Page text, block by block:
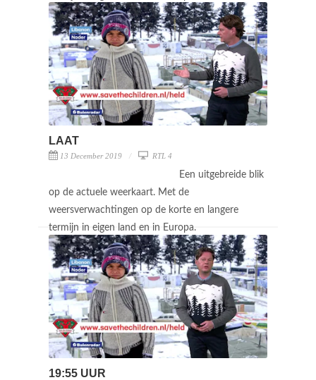
LAAT
13 December 2019 RTL 4
Een uitgebreide blik
op de actuele weerkaart. Met de
weersverwachtingen op de korte en langere
termijn in eigen land en in Europa.
19:55 UUR